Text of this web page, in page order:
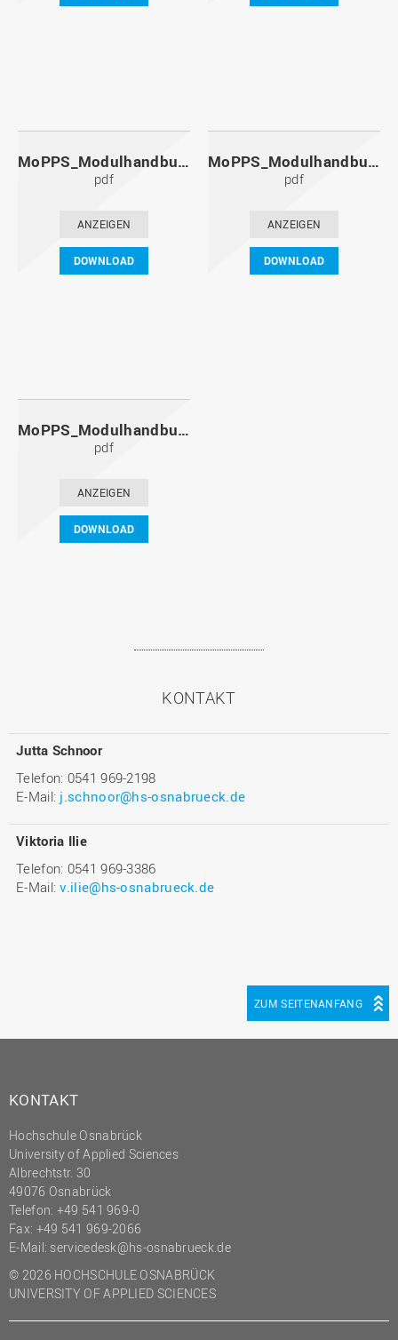
MoPPS_Modulhandbuch_20101201.pdf
pdf
ANZEIGEN
DOWNLOAD
MoPPS_Modulhandbuch_20100601.pdf
pdf
ANZEIGEN
DOWNLOAD
MoPPS_Modulhandbuch_20091201.pdf
pdf
ANZEIGEN
DOWNLOAD
KONTAKT
Jutta Schnoor
Telefon: 0541 969-2198
E-Mail: j.schnoor@hs-osnabrueck.de
Viktoria Ilie
Telefon: 0541 969-3386
E-Mail:v.ilie@hs-osnabrueck.de
ZUM SEITENANFANG
KONTAKT
Hochschule Osnabrück
University of Applied Sciences
Albrechtstr. 30
49076 Osnabrück
Telefon: +49 541 969-0
Fax: +49 541 969-2066
E-Mail: servicedesk@hs-osnabrueck.de
© 2026 HOCHSCHULE OSNABRÜCK
UNIVERSITY OF APPLIED SCIENCES